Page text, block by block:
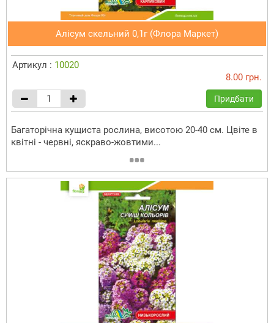
Алісум скельний 0,1г (Флора Маркет)
Артикул : 10020
8.00 грн.
Придбати
Багаторічна кущиста рослина, висотою 20-40 см. Цвіте в
квітні - червні, яскраво-жовтими...